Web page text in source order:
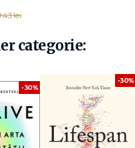
lei
categorie:
-30%
-30%